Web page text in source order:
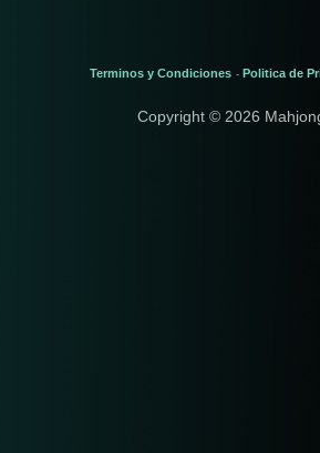
Terminos y Condiciones - Politica de
Copyright © 2026